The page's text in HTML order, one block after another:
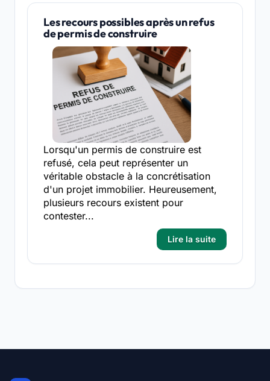
Les recours possibles après un refus
de permis de construire
Lorsqu'un permis de construire est
refusé, cela peut représenter un
véritable obstacle à la concrétisation
d'un projet immobilier. Heureusement,
plusieurs recours existent pour
contester...
Lire la suite